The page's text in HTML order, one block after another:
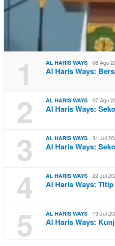
1 AL HARIS WAYS 08 Agu
Al Haris Ways:
2 AL HARIS WAYS 07 Agu
Al Haris Ways:
3 AL HARIS WAYS 31 Jul
Al Haris Ways:
4 AL HARIS WAYS 22 Jul
Al Haris Ways:
5 AL HARIS WAYS 19 Jul
Al Haris Ways: